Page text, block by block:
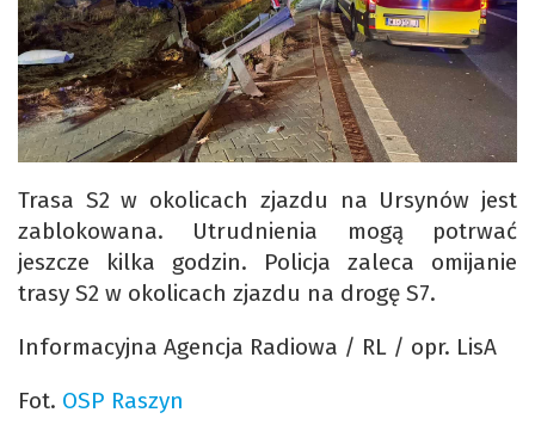
Trasa S2 w okolicach zjazdu na Ursynów jest
zablokowana. Utrudnienia mogą potrwać
jeszcze kilka godzin. Policja zaleca omijanie
trasy S2 w okolicach zjazdu na drogę S7.
Informacyjna Agencja Radiowa / RL / opr. LisA
Fot. OSP Raszyn